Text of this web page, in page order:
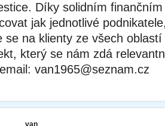
Díky solidním
jak jednotlivé
se na klienty ze všech
který se nám zdá
van1965@seznam.cz
van